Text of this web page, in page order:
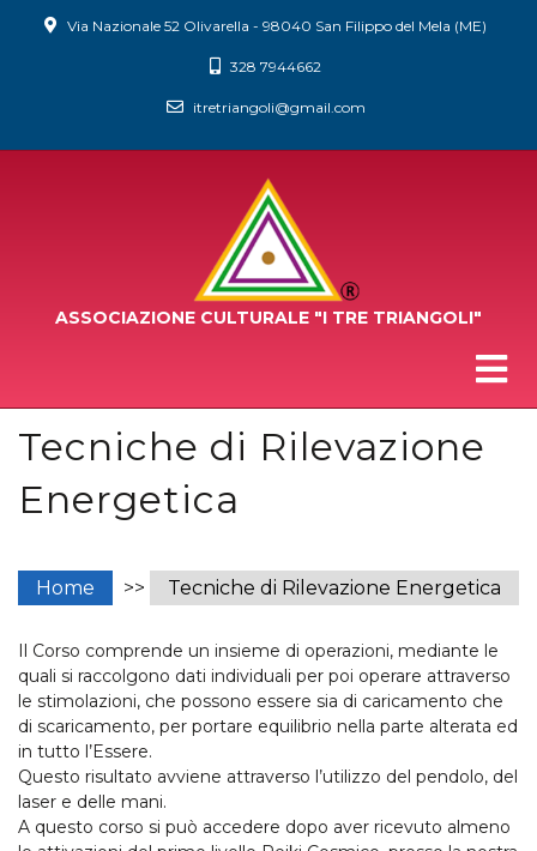
Via Nazionale 52 Olivarella - 98040 San Filippo del Mela (ME)
328 7944662
itretriangoli@gmail.com
ASSOCIAZIONE CULTURALE "I TRE TRIANGOLI"
Tecniche di Rilevazione
Energetica
Home >> Tecniche di Rilevazione Energetica
Il Corso comprende un insieme di operazioni, mediante le
quali si raccolgono dati individuali per poi operare attraverso
le stimolazioni, che possono essere sia di caricamento che
di scaricamento, per portare equilibrio nella parte alterata ed
in tutto l’Essere.
Questo risultato avviene attraverso l’utilizzo del pendolo, del
laser e delle mani.
A questo corso si può accedere dopo aver ricevuto almeno